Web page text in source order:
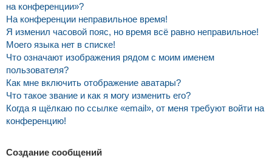
на конференции»?
На конференции неправильное время!
Я изменил часовой пояс, но время всё равно неправильное!
Моего языка нет в списке!
Что означают изображения рядом с моим именем
пользователя?
Как мне включить отображение аватары?
Что такое звание и как я могу изменить его?
Когда я щёлкаю по ссылке «email», от меня требуют войти на
конференцию!
Создание сообщений